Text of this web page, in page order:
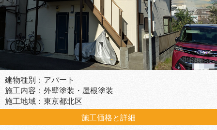
建物種別：アパート
施工内容：外壁塗装・屋根塗装
施工地域：東京都北区
施工価格と詳細